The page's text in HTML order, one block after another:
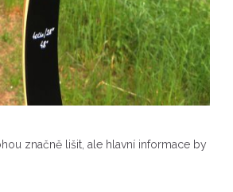
značně lišit, ale hlavní informace by